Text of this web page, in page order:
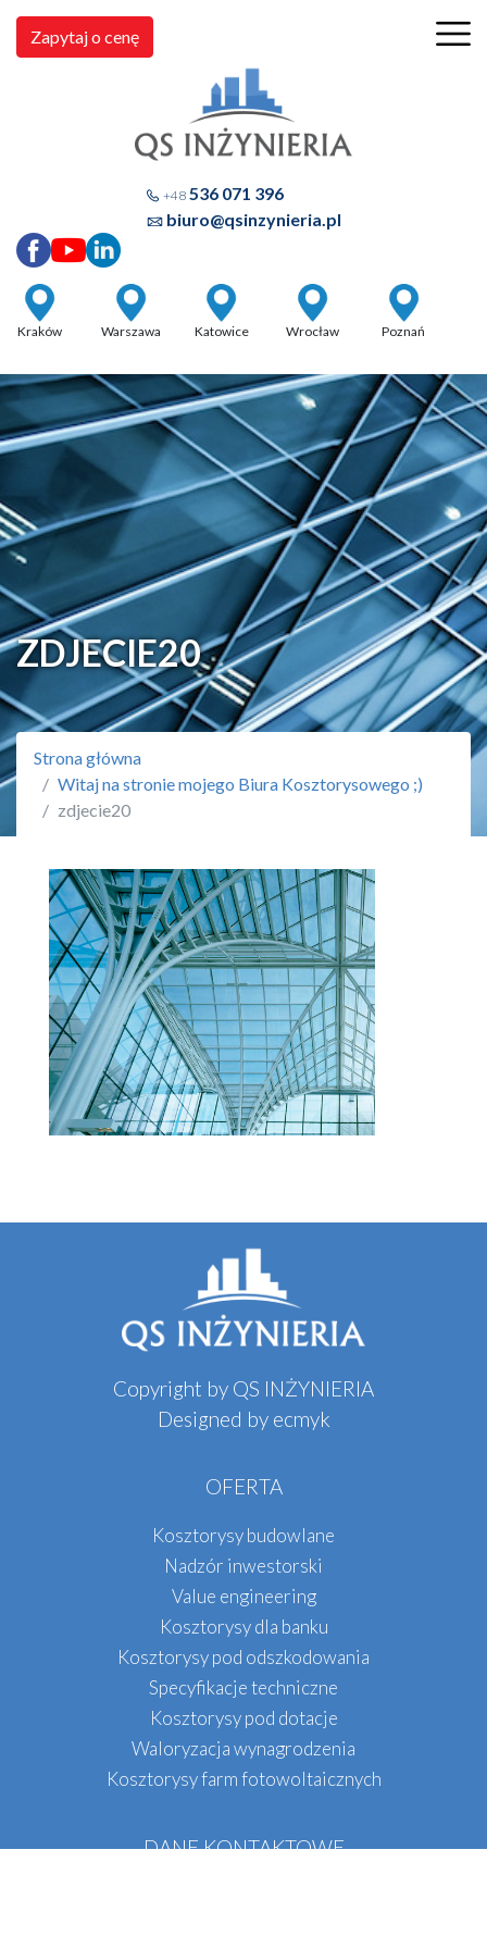
Kraków Warszawa Katowice Wrocław Poznań
+48536 071 396
biuro@qsinzynieria.pl
Zapytaj o cenę
ZDJECIE20
Strona główna
Witaj na stronie mojego Biura Kosztorysowego ;)
zdjecie20
Copyright by QS INŻYNIERIA
Designed by ecmyk
OFERTA
Kosztorysy budowlane
Nadzór inwestorski
Value engineering
Kosztorysy dla banku
Kosztorysy pod odszkodowania
Specyfikacje techniczne
Kosztorysy pod dotacje
Waloryzacja wynagrodzenia
Kosztorysy farm fotowoltaicznych
DANE KONTAKTOWE